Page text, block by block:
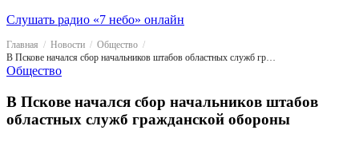
Слушать радио «7 небо» онлайн
Главная Новости
Общество
В Пскове начался сбор начальников штабов областных служб гражданской обороны
Общество
В Пскове начался сбор начальников штабов
областных служб гражданской обороны